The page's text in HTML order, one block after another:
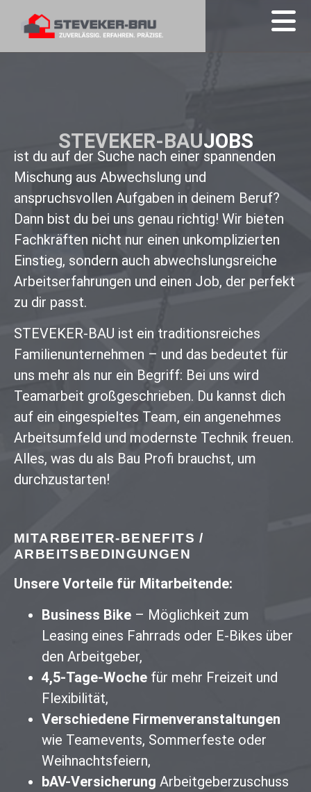
STEVEKER-BAUJOBS
ist du auf der Suche nach einer spannenden
Mischung aus Abwechslung und
anspruchsvollen Aufgaben in deinem Beruf?
Dann bist du bei uns genau richtig! Wir bieten
Fachkräften nicht nur einen unkomplizierten
Einstieg, sondern auch abwechslungsreiche
Arbeitserfahrungen und einen Job, der perfekt
zu dir passt.
STEVEKER-BAU ist ein traditionsreiches
Familienunternehmen – und das bedeutet für
uns mehr als nur ein Begriff: Bei uns wird
Teamarbeit großgeschrieben. Du kannst dich
auf ein eingespieltes Team, ein angenehmes
Arbeitsumfeld und modernste Technik freuen.
Alles, was du als Bau Profi brauchst, um
durchzustarten!
MITARBEITER-BENEFITS /
ARBEITSBEDINGUNGEN
Unsere Vorteile für Mitarbeitende:
Business Bike – Möglichkeit zum
Leasing eines Fahrrads oder E-Bikes über
den Arbeitgeber,
4,5-Tage-Woche für mehr Freizeit und
Flexibilität,
Verschiedene Firmenveranstaltungen
wie Teamevents, Sommerfeste oder
Weihnachtsfeiern,
bAV-Versicherung Arbeitgeberzuschuss